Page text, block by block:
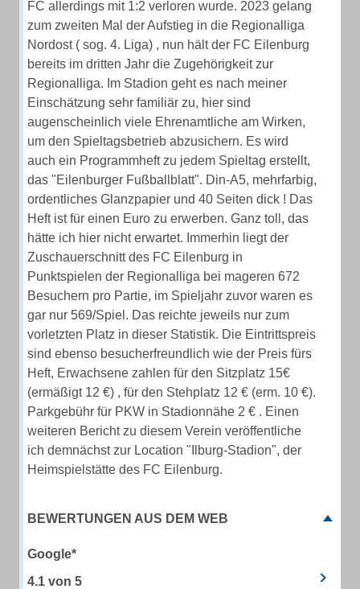
FC allerdings mit 1:2 verloren wurde. 2023 gelang
zum zweiten Mal der Aufstieg in die Regionalliga
Nordost ( sog. 4. Liga) , nun hält der FC Eilenburg
bereits im dritten Jahr die Zugehörigkeit zur
Regionalliga. Im Stadion geht es nach meiner
Einschätzung sehr familiär zu, hier sind
augenscheinlich viele Ehrenamtliche am Wirken,
um den Spieltagsbetrieb abzusichern. Es wird
auch ein Programmheft zu jedem Spieltag erstellt,
das "Eilenburger Fußballblatt". Din-A5, mehrfarbig,
ordentliches Glanzpapier und 40 Seiten dick ! Das
Heft ist für einen Euro zu erwerben. Ganz toll, das
hätte ich hier nicht erwartet. Immerhin liegt der
Zuschauerschnitt des FC Eilenburg in
Punktspielen der Regionalliga bei mageren 672
Besuchern pro Partie, im Spieljahr zuvor waren es
gar nur 569/Spiel. Das reichte jeweils nur zum
vorletzten Platz in dieser Statistik. Die Eintrittspreis
sind ebenso besucherfreundlich wie der Preis fürs
Heft, Erwachsene zahlen für den Sitzplatz 15€
(ermäßigt 12 €) , für den Stehplatz 12 € (erm. 10 €).
Parkgebühr für PKW in Stadionnähe 2 € . Einen
weiteren Bericht zu diesem Verein veröffentliche
ich demnächst zur Location "Ilburg-Stadion", der
Heimspielstätte des FC Eilenburg.
BEWERTUNGEN AUS DEM WEB
Google*
4.1 von 5